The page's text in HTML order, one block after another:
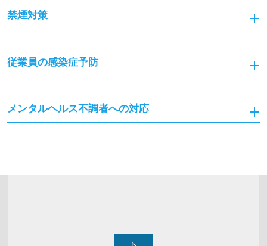
禁煙対策
従業員の感染症予防
メンタルヘルス不調者への対応